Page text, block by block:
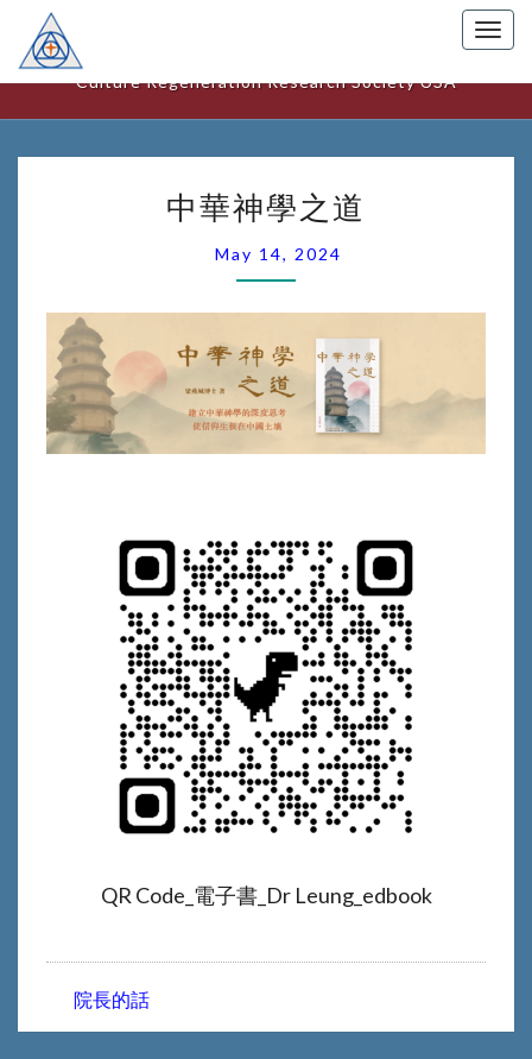
美國文化更新研究中心
Culture Regeneration Research Society USA
華
神
學
之
道
中華神學之道
May 14, 2024
QR Code_電子書_Dr Leung_edbook
院長的話